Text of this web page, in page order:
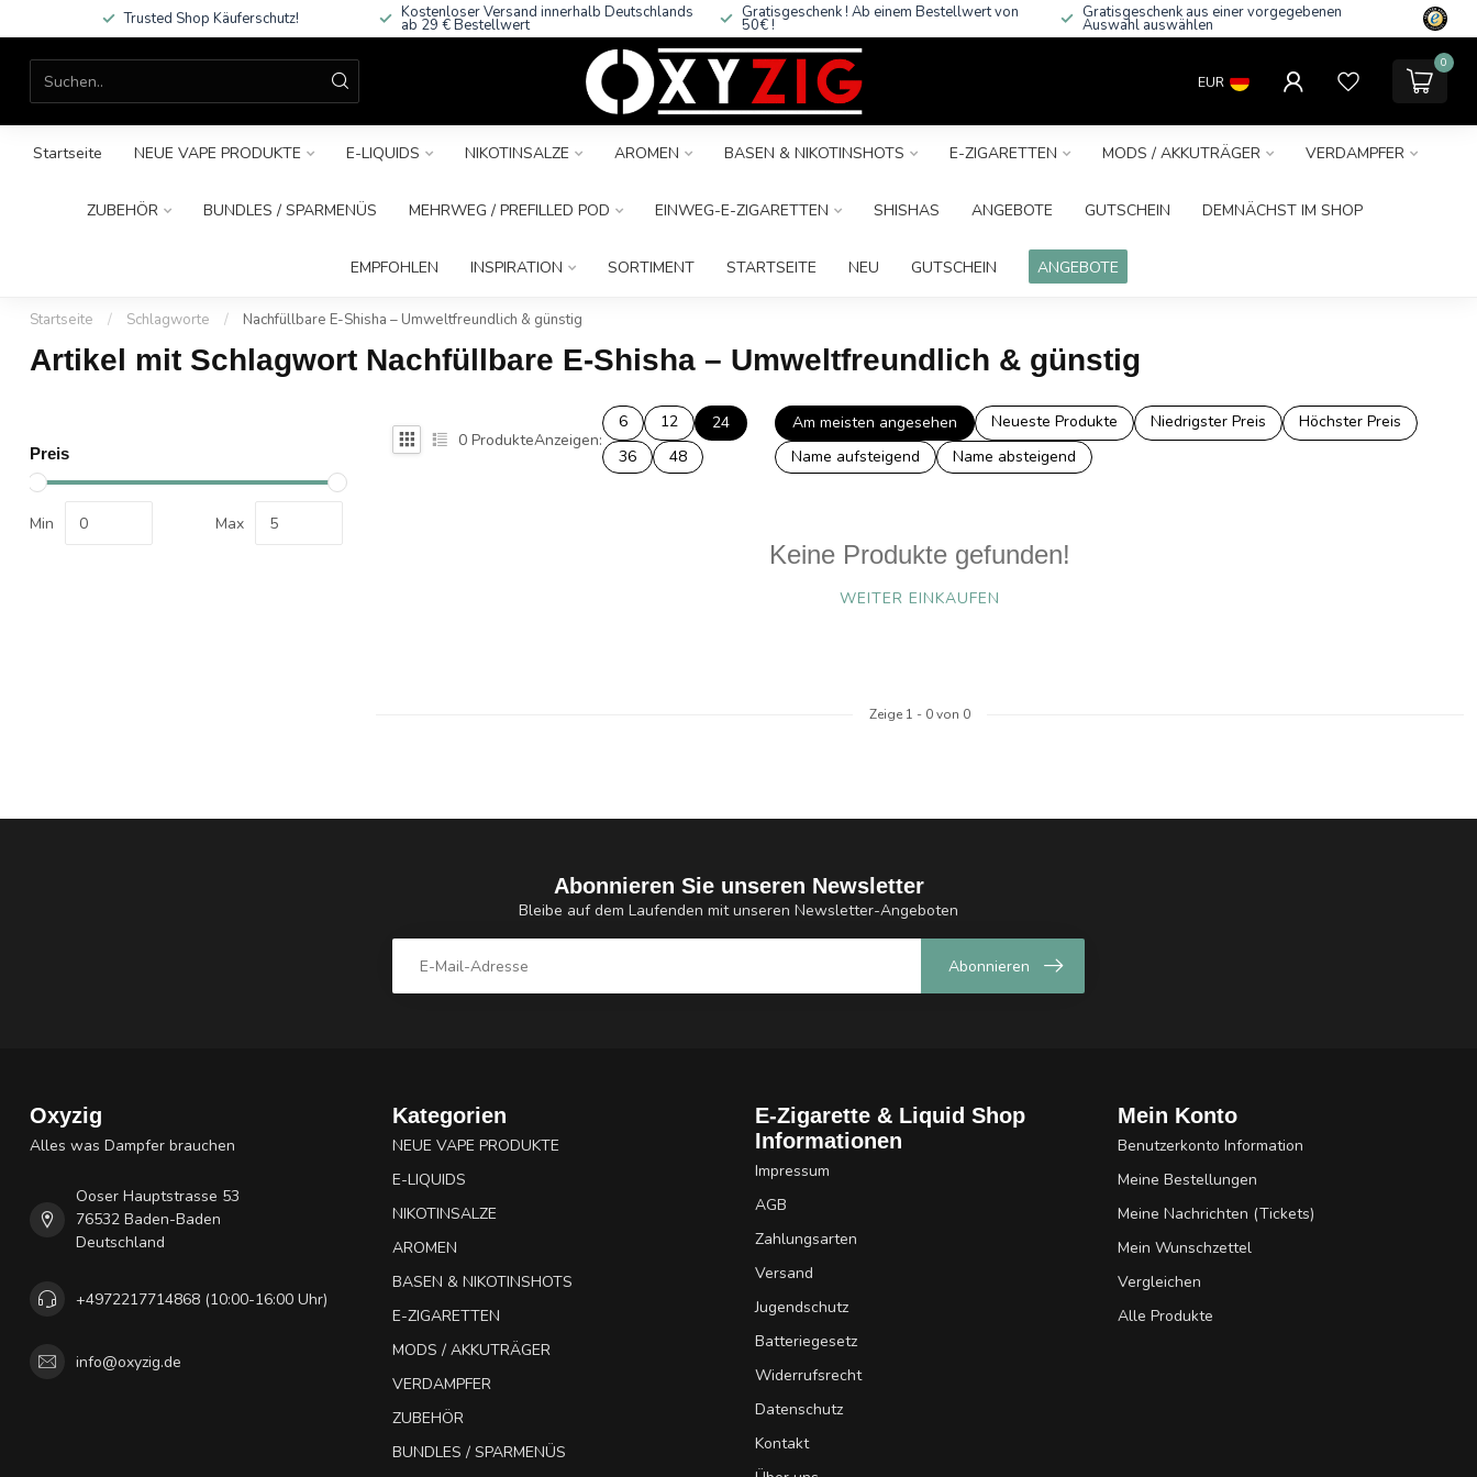
Trusted Shop Käuferschutz! Kostenloser Versand innerhalb Deutschlands
ab 29 € Bestellwert
Gratisgeschenk ! Ab einem Bestellwert von
50€ !
Gratisgeschenk aus einer vorgegebenen
Auswahl auswählen
EUR
0
Startseite NEUE VAPE PRODUKTE E-LIQUIDS NIKOTINSALZE AROMEN BASEN & NIKOTINSHOTS E-ZIGARETTEN MODS / AKKUTRÄGER VERDAMPFER
ZUBEHÖR BUNDLES / SPARMENÜS MEHRWEG / PREFILLED POD EINWEG-E-ZIGARETTEN SHISHAS ANGEBOTE GUTSCHEIN DEMNÄCHST IM SHOP
EMPFOHLEN INSPIRATION SORTIMENT STARTSEITE NEU GUTSCHEIN ANGEBOTE
Startseite / Schlagworte / Nachfüllbare E-Shisha – Umweltfreundlich & günstig
Artikel mit Schlagwort Nachfüllbare E-Shisha – Umweltfreundlich & günstig
Preis
Min Max
0 ProdukteAnzeigen:
6 12
24
36
48
Am meisten angesehen Neueste Produkte Niedrigster Preis
Höchster Preis
Name aufsteigend
Name absteigend
Keine Produkte gefunden!
WEITER EINKAUFEN
Zeige 1 - 0von 0
Abonnieren Sie unseren Newsletter
Bleibe auf dem Laufenden mit unseren Newsletter-Angeboten
Abonnieren
Oxyzig
Alles was Dampfer brauchen
Ooser Hauptstrasse 53
76532 Baden-Baden
Deutschland
+4972217714868 (10:00-16:00 Uhr)
info@oxyzig.de
Kategorien
NEUE VAPE PRODUKTE
E-LIQUIDS
NIKOTINSALZE
AROMEN
BASEN & NIKOTINSHOTS
E-ZIGARETTEN
MODS / AKKUTRÄGER
VERDAMPFER
ZUBEHÖR
BUNDLES / SPARMENÜS
E-Zigarette & Liquid Shop
Informationen
Impressum
AGB
Zahlungsarten
Versand
Jugendschutz
Batteriegesetz
Widerrufsrecht
Datenschutz
Kontakt
Mein Konto
Benutzerkonto Information
Meine Bestellungen
Meine Nachrichten (Tickets)
Mein Wunschzettel
Vergleichen
Alle Produkte